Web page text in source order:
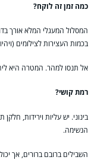
כמה זמן זה לוקח?
המסלול המעגלי המלא אורך
בכמות העצירות לצילומים
אל תנסו למהר. המטרה היא
רמת קושי?
הנשימה.
השבילים ברובם ברורים, אך